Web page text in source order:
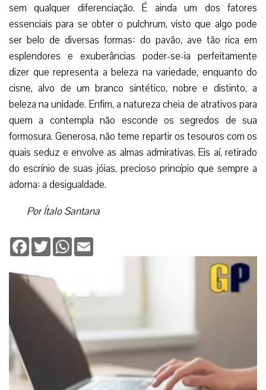
sem qualquer diferenciação. É ainda um dos fatores
essenciais para se obter o pulchrum, visto que algo pode
ser belo de diversas formas: do pavão, ave tão rica em
esplendores e exuberâncias poder-se-ia perfeitamente
dizer que representa a beleza na variedade, enquanto do
cisne, alvo de um branco sintético, nobre e distinto, a
beleza na unidade. Enfim, a natureza cheia de atrativos para
quem a contempla não esconde os segredos de sua
formosura. Generosa, não teme repartir os tesouros com os
quais seduz e envolve as almas admirativas. Eis aí, retirado
do escrínio de suas jóias, precioso princípio que sempre a
adorna: a desigualdade.
Por Ítalo Santana
Facebook
TwitterWhatsApp